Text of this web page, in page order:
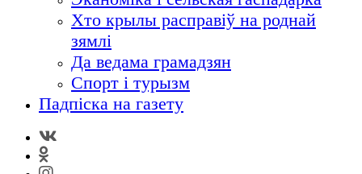
Хто крылы расправіў на роднай
зямлі
Да ведама грамадзян
Спорт і турызм
Падпіска на газету